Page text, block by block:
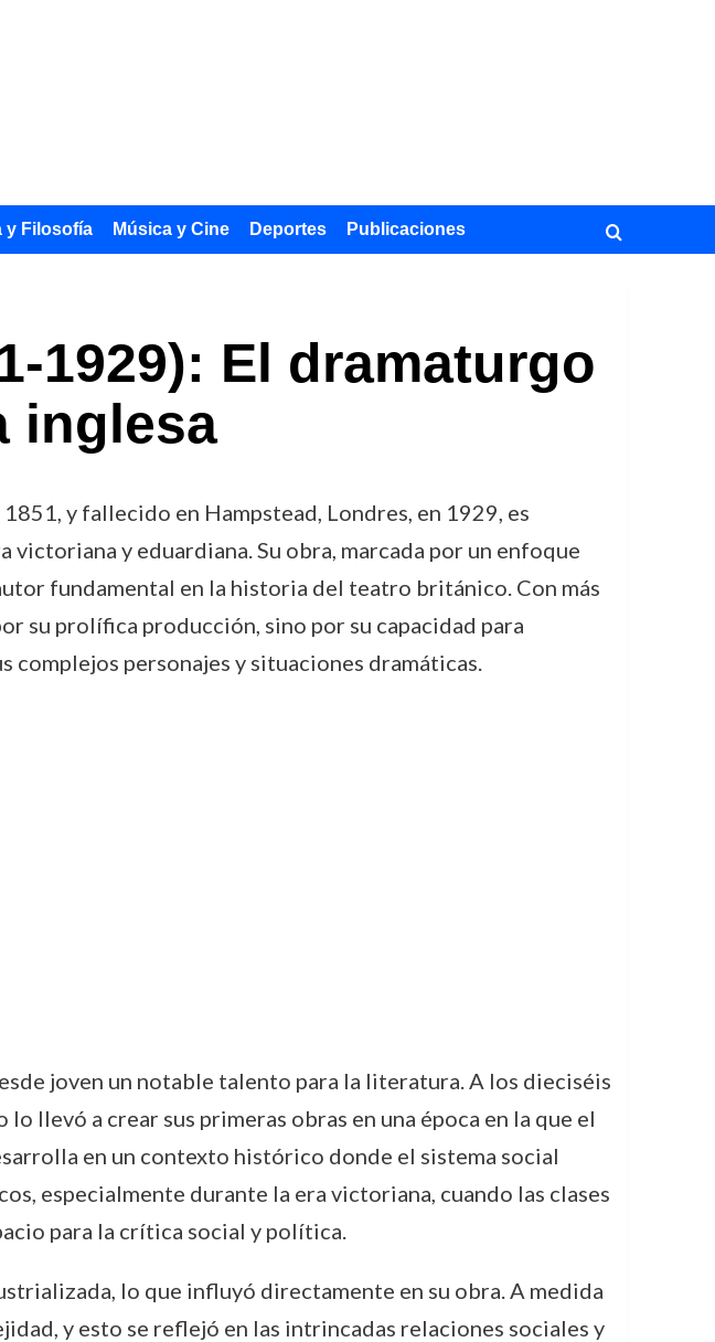
y Filosofía Música y Cine Deportes Publicaciones
1929): El dramaturgo
inglesa
y fallecido en Hampstead, Londres, en 1929, es
y eduardiana. Su obra, marcada por un enfoque
fundamental en la historia del teatro británico. Con más
su prolífica producción, sino por su capacidad para
complejos personajes y situaciones dramáticas.
joven un notable talento para la literatura. A los dieciséis
llevó a crear sus primeras obras en una época en la que el
en un contexto histórico donde el sistema social
especialmente durante la era victoriana, cuando las clases
para la crítica social y política.
lo que influyó directamente en su obra. A medida
y esto se reflejó en las intrincadas relaciones sociales y